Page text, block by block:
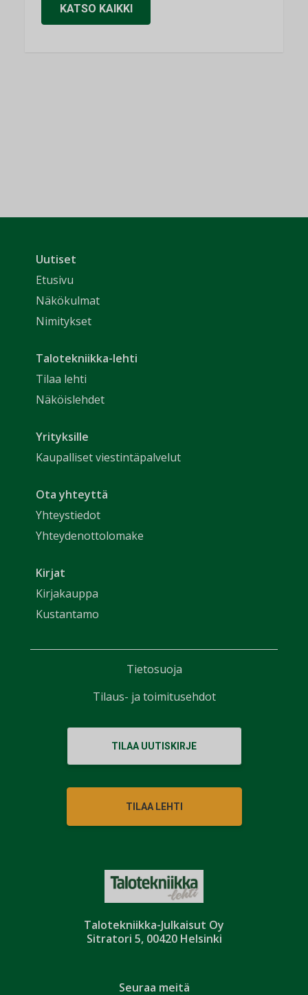
KATSO KAIKKI
Talotekniikka-Julkaisut Oy
Sitratori 5, 00420 Helsinki
Uutiset
Etusivu
Näkökulmat
Nimitykset
Talotekniikka-lehti
Tilaa lehti
Näköislehdet
Yrityksille
Kaupalliset viestintäpalvelut
Ota yhteyttä
Yhteystiedot
Yhteydenottolomake
Kirjat
Kirjakauppa
Kustantamo
TILAA UUTISKIRJE
TILAA LEHTI
Seuraa meitä
Tietosuoja
Tilaus- ja toimitusehdot